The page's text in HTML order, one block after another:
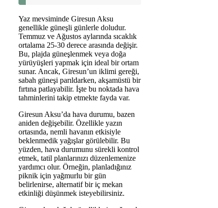
Yaz mevsiminde Giresun Aksu
genellikle güneşli günlerle doludur.
Temmuz ve Ağustos aylarında sıcaklık
ortalama 25-30 derece arasında değişir.
Bu, plajda güneşlenmek veya doğa
yürüyüşleri yapmak için ideal bir ortam
sunar. Ancak, Giresun’un iklimi gereği,
sabah güneşi parıldarken, akşamüstü bir
fırtına patlayabilir. İşte bu noktada hava
tahminlerini takip etmekte fayda var.
Giresun Aksu’da hava durumu, bazen
aniden değişebilir. Özellikle yazın
ortasında, nemli havanın etkisiyle
beklenmedik yağışlar görülebilir. Bu
yüzden, hava durumunu sürekli kontrol
etmek, tatil planlarınızı düzenlemenize
yardımcı olur. Örneğin, planladığınız
piknik için yağmurlu bir gün
belirlenirse, alternatif bir iç mekan
etkinliği düşünmek isteyebilirsiniz.